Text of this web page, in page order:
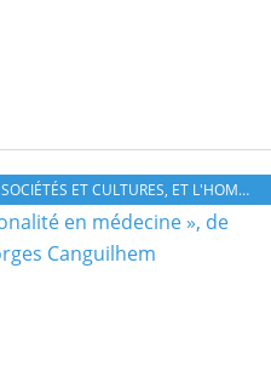
SOCIÉTÉS ET CULTURES, ET L'HOMME DANS TOUT ÇÀ ?